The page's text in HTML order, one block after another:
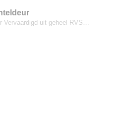
Vervaardigd uit geheel RVS…